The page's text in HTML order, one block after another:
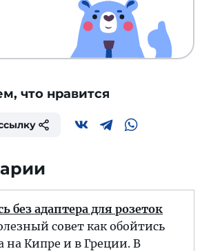
что нравится
без адаптера для розеток
совет как обойтись
на Кипре и в Греции. В